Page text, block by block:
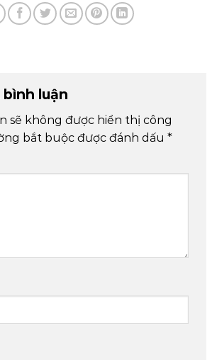
luận
sẽ không được hiển thị công
bắt buộc được đánh dấu *